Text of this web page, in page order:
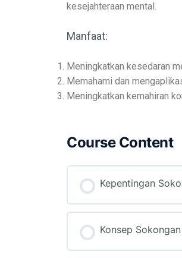
kesejahteraan mental.
Manfaat:
Meningkatkan kesedaran
Memahami dan
Meningkatkan kemahiran
Course Content
Kepentingan
Konsep